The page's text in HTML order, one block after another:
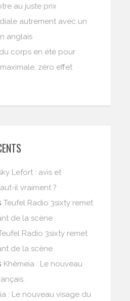
au juste prix
autrement avec un
anglais
corps en été pour
zéro effet
Lefort : avis et
il vraiment ?
Teufel Radio 3sixty remet
de la scène
Radio 3sixty remet
de la scène
Khêmeia : Le nouveau
: Le nouveau visage du